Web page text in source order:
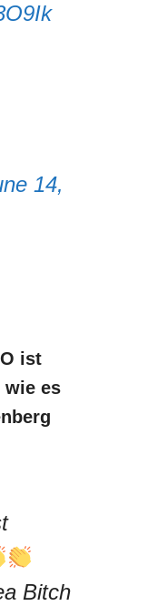
14,
ist
wie es
Bitch